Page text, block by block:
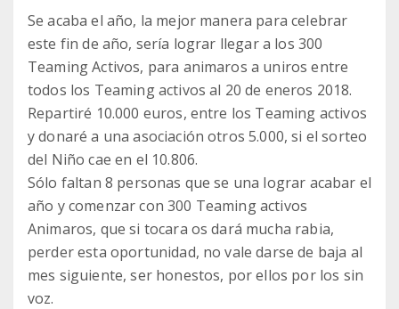
Se acaba el año, la mejor manera para celebrar
este fin de año, sería lograr llegar a los 300
Teaming Activos, para animaros a uniros entre
todos los Teaming activos al 20 de eneros 2018.
Repartiré 10.000 euros, entre los Teaming activos
y donaré a una asociación otros 5.000, si el sorteo
del Niño cae en el 10.806.
Sólo faltan 8 personas que se una lograr acabar el
año y comenzar con 300 Teaming activos
Animaros, que si tocara os dará mucha rabia,
perder esta oportunidad, no vale darse de baja al
mes siguiente, ser honestos, por ellos por los sin
voz.